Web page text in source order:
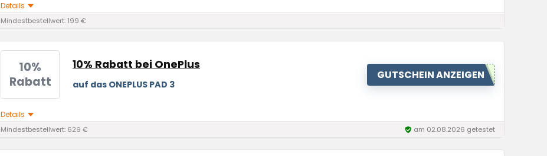
Details
Mindestbestellwert: 199 €
10%
Rabatt
10% Rabatt bei OnePlus
auf das ONEPLUS PAD 3
GUTSCHEIN ANZEIGEN
Details
Mindestbestellwert: 629 € am 02.08.2026 getestet